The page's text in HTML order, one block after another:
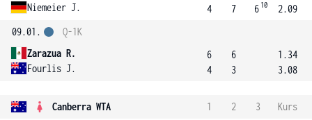
Niemeier J.
4
7
6 10
2.09
09.01.
Zarazua R.
Fourlis J.
Q-1K
6
4
6
3
1.34
3.08
Canberra WTA 1 2 3
Kurs